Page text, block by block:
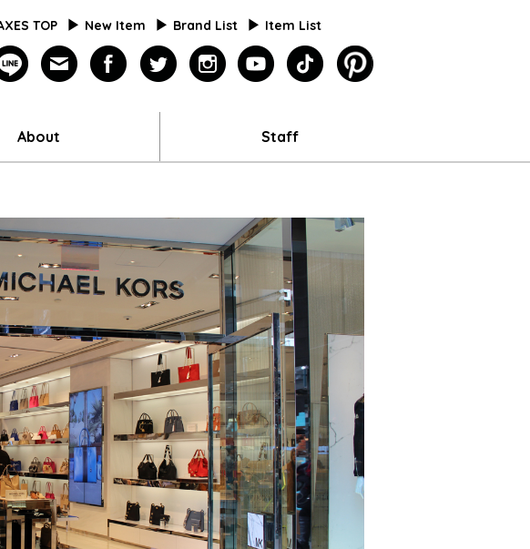
TOP New Item Brand List Item List
pinterest
tiktok
youtube
instagram
twitter
facebook
mailmagazine
line
About Staff